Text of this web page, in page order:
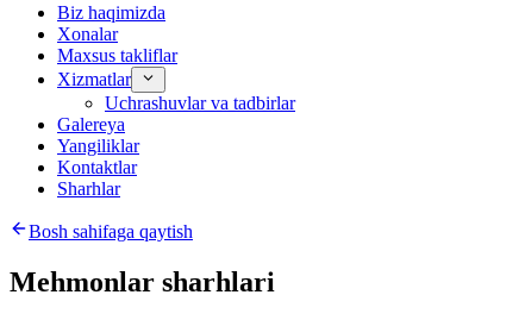
Biz haqimizda
Xonalar
Maxsus takliflar
Xizmatlar
Uchrashuvlar va tadbirlar
Galereya
Yangiliklar
Kontaktlar
Sharhlar
Bosh sahifaga qaytish
Mehmonlar sharhlari